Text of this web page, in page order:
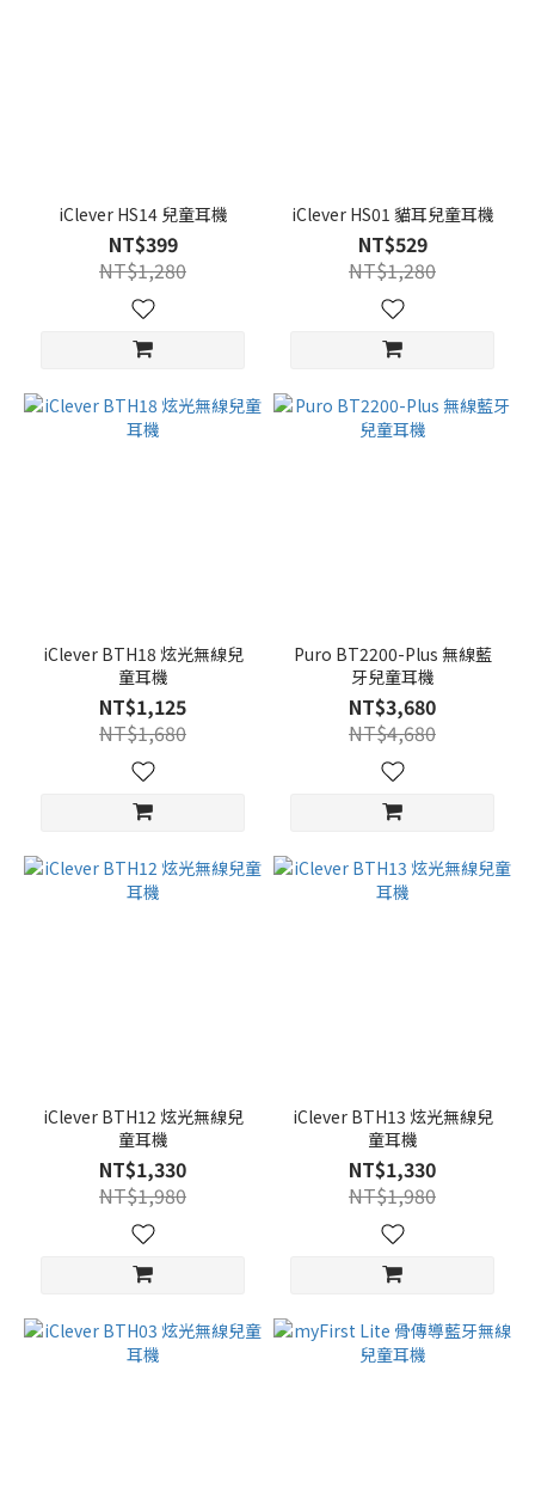
iClever HS14 兒童耳機
NT$399
NT$1,280
iClever HS01 貓耳兒童耳機
NT$529
NT$1,280
iClever BTH18 炫光無線兒
童耳機
NT$1,125
NT$1,680
Puro BT2200-Plus 無線藍
牙兒童耳機
NT$3,680
NT$4,680
iClever BTH12 炫光無線兒
童耳機
NT$1,330
NT$1,980
iClever BTH13 炫光無線兒
童耳機
NT$1,330
NT$1,980